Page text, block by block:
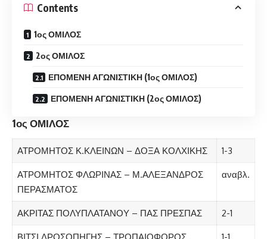
Contents
1ος ΟΜΙΛΟΣ
2ος ΟΜΙΛΟΣ
ΕΠΟΜΕΝΗ ΑΓΩΝΙΣΤΙΚΗ (1ος ΟΜΙΛΟΣ)
ΕΠΟΜΕΝΗ ΑΓΩΝΙΣΤΙΚΗ (2ος ΟΜΙΛΟΣ)
1ος ΟΜΙΛΟΣ
ΑΤΡΟΜΗΤΟΣ Κ.ΚΛΕΙΝΩΝ – ΔΟΞΑ ΚΟΛΧΙΚΗΣ 1-3
ΑΤΡΟΜΗΤΟΣ ΦΛΩΡΙΝΑΣ – Μ.ΑΛΕΞΑΝΔΡΟΣ
ΠΕΡΑΣΜΑΤΟΣ
αναβλ.
ΑΚΡΙΤΑΣ ΠΟΛΥΠΛΑΤΑΝΟΥ – ΠΑΣ ΠΡΕΣΠΑΣ 2-1
ΒΙΤΣΙ ΔΡΟΣΟΠΗΓΗΣ – ΤΡΟΠΑΙΟΦΟΡΟΣ
1-1